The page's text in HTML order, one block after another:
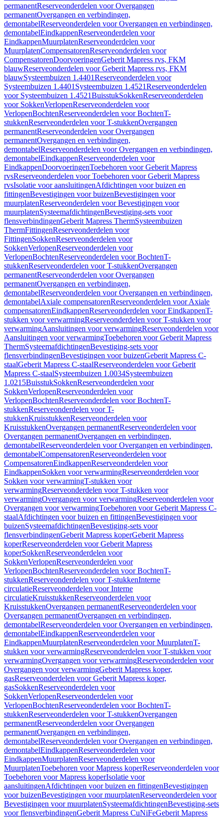
permanentReserveonderdelen voor Overgangen
permanentOvergangen en verbindingen,
demontabelReserveonderdelen voor Overgangen en verbindingen,
demontabelEindkappenReserveonderdelen voor
EindkappenMuurplatenReserveonderdelen voor
MuurplatenCompensatorenReserveonderdelen voor
CompensatorenDoorvoeringenGeberit Mapress rvs, FKM
blauwReserveonderdelen voor Geberit Mapress rvs, FKM
blauwSysteembuizen 1.4401Reserveonderdelen voor
Systeembuizen 1.4401 Systeembuizen 1.4521Reserveonderdelen
voor Systeembuizen 1.4521BuisstukSokkenReserveonderdelen
voor SokkenVerlopenReserveonderdelen voor
VerlopenBochtenReserveonderdelen voor BochtenT-
stukkenReserveonderdelen voor T-stukkenOvergangen
permanentReserveonderdelen voor Overgangen
permanentOvergangen en verbindingen,
demontabelReserveonderdelen voor Overgangen en verbindingen,
demontabelEindkappenReserveonderdelen voor
EindkappenDoorvoeringenToebehoren voor Geberit Mapress
rvsReserveonderdelen voor Toebehoren voor Geberit Mapress
rvsIsolatie voor aansluitingenAfdichtingen voor buizen en
fittingenBevestigingen voor buizenBevestigingen voor
muurplatenReserveonderdelen voor Bevestigingen voor
muurplatenSysteemafdichtingenBevestiging-sets voor
flensverbindingenGeberit Mapress ThermSysteembuizen
ThermFittingenReserveonderdelen voor
FittingenSokkenReserveonderdelen voor
SokkenVerlopenReserveonderdelen voor
VerlopenBochtenReserveonderdelen voor BochtenT-
stukkenReserveonderdelen voor T-stukkenOvergangen
permanentReserveonderdelen voor Overgangen
permanentOvergangen en verbindingen,
demontabelReserveonderdelen voor Overgangen en verbindingen,
demontabelAxiale compensatorenReserveonderdelen voor Axiale
compensatorenEindkappenReserveonderdelen voor EindkappenT-
stukken voor verwarmingReserveonderdelen voor T-stukken voor
verwarmingAansluitingen voor verwarmingReserveonderdelen voor
Aansluitingen voor verwarmingToebehoren voor Geberit Mapress
ThermSysteemafdichtingenBevestiging-sets voor
flensverbindingenBevestigingen voor buizenGeberit Mapress C-
staalGeberit Mapress C-staalReserveonderdelen voor Geberit
Mapress C-staalSysteembuizen 1.0034Systeembuizen
1.0215BuisstukSokkenReserveonderdelen voor
SokkenVerlopenReserveonderdelen voor
VerlopenBochtenReserveonderdelen voor BochtenT-
stukkenReserveonderdelen voor T-
stukkenKruisstukkenReserveonderdelen voor
KruisstukkenOvergangen permanentReserveonderdelen voor
Overgangen permanentOvergangen en verbindingen,
demontabelReserveonderdelen voor Overgangen en verbindingen,
demontabelCompensatorenReserveonderdelen voor
CompensatorenEindkappenReserveonderdelen voor
EindkappenSokken voor verwarmingReserveonderdelen voor
Sokken voor verwarmingT-stukken voor
verwarmingReserveonderdelen voor T-stukken voor
verwarmingOvergangen voor verwarmingReserveonderdelen voor
Overgangen voor verwarmingToebehoren voor Geberit Mapress C-
staalAfdichtingen voor buizen en fittingenBevestigingen voor
buizenSysteemafdichtingenBevestiging-sets voor
flensverbindingenGeberit Mapress koperGeberit Mapress
koperReserveonderdelen voor Geberit Mapress
koperSokkenReserveonderdelen voor
SokkenVerlopenReserveonderdelen voor
VerlopenBochtenReserveonderdelen voor BochtenT-
stukkenReserveonderdelen voor T-stukkenInterne
circulatieReserveonderdelen voor Interne
circulatieKruisstukkenReserveonderdelen voor
KruisstukkenOvergangen permanentReserveonderdelen voor
Overgangen permanentOvergangen en verbindingen,
demontabelReserveonderdelen voor Overgangen en verbindingen,
demontabelEindkappenReserveonderdelen voor
EindkappenMuurplatenReserveonderdelen voor MuurplatenT-
stukken voor verwarmingReserveonderdelen voor T-stukken voor
verwarmingOvergangen voor verwarmingReserveonderdelen voor
Overgangen voor verwarmingGeberit Mapress koper,
gasReserveonderdelen voor Geberit Mapress koper,
gasSokkenReserveonderdelen voor
SokkenVerlopenReserveonderdelen voor
VerlopenBochtenReserveonderdelen voor BochtenT-
stukkenReserveonderdelen voor T-stukkenOvergangen
permanentReserveonderdelen voor Overgangen
permanentOvergangen en verbindingen,
demontabelReserveonderdelen voor Overgangen en verbindingen,
demontabelEindkappenReserveonderdelen voor
EindkappenMuurplatenReserveonderdelen voor
MuurplatenToebehoren voor Mapress koperReserveonderdelen voor
Toebehoren voor Mapress koperIsolatie voor
aansluitingenAfdichtingen voor buizen en fittingenBevestigingen
voor buizenBevestigingen voor muurplatenReserveonderdelen voor
Bevestigingen voor muurplatenSysteemafdichtingenBevestiging-sets
voor flensverbindingenGeberit Mapress CuNiFeGeberit Mapress